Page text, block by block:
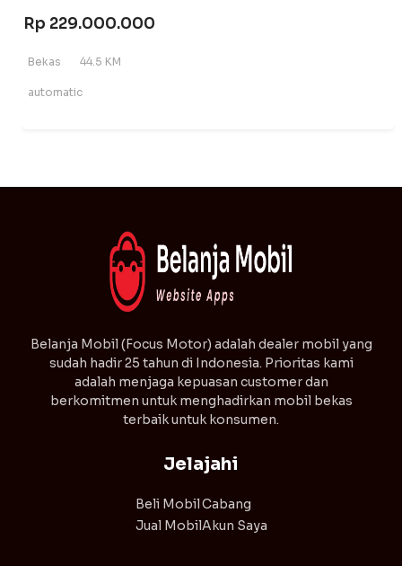
Rp 229.000.000
Bekas 44.5 KM
automatic
⁠Belanja Mobil (Focus Motor) adalah dealer mobil yang
sudah hadir 25 tahun di Indonesia. Prioritas kami
adalah menjaga kepuasan customer dan
berkomitmen untuk menghadirkan mobil bekas
terbaik untuk konsumen.
Jelajahi
Beli Mobil
Jual Mobil
Cabang
Akun Saya